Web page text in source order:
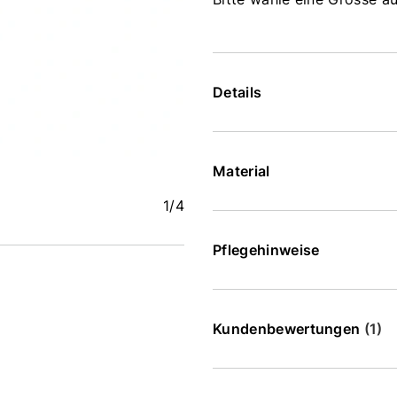
1/4
Details
Material
Pflegehinweise
Kundenbewertungen (1)